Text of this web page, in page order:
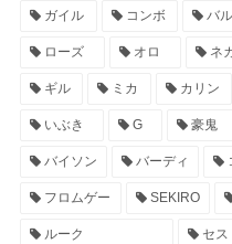
ガイル コンボ バ
ローズ オロ ネ
ギル ミカ カリン
いぶき G 豪鬼
バイソン バーディ
フロムゲー SEKIRO
ルーク セス